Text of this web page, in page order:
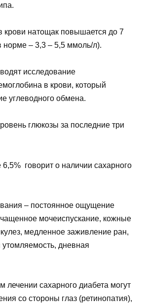
крови натощак повышается до 7
– 3,3 – 5,5 ммоль/л).
исследование
в крови, который
углеводного обмена.
глюкозы за последние три
говорит о наличии сахарного
– постоянное ощущение
мочеиспускание, кожные
медленное заживление ран,
дневная
лечении сахарного диабета могут
со стороны глаз (ретинопатия),